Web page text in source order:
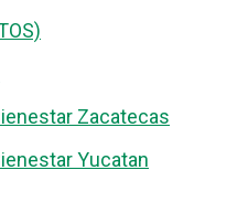
Zacatecas
Yucatan